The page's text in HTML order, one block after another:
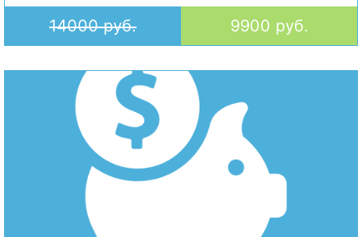
14000 руб. 9900 руб.